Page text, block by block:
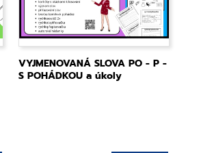
VYJMENOVANÁ SLOVA PO - P -
S POHÁDKOU a úkoly